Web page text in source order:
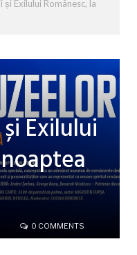
și Exilului Românesc, la
Exilului
0 COMMENTS